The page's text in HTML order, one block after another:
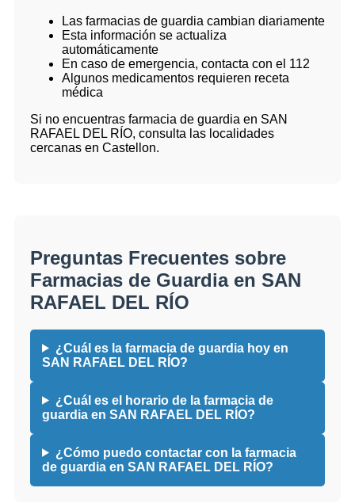
Las farmacias de guardia cambian diariamente
Esta información se actualiza
automáticamente
En caso de emergencia, contacta con el 112
Algunos medicamentos requieren receta
médica
Si no encuentras farmacia de guardia en SAN
RAFAEL DEL RÍO, consulta las localidades
cercanas en Castellon.
Preguntas Frecuentes sobre
Farmacias de Guardia en SAN
RAFAEL DEL RÍO
¿Cuál es la farmacia de guardia hoy en
SAN RAFAEL DEL RÍO?
¿Cuál es el horario de la farmacia de
guardia en SAN RAFAEL DEL RÍO?
¿Cómo puedo contactar con la farmacia
de guardia en SAN RAFAEL DEL RÍO?